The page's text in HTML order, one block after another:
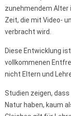
zunehmendem
Zeit, die mit Video-
verbracht wird.
Diese Entwicklung
vollkommenen
nicht Eltern und
Studien zeigen,
Natur haben, kaum